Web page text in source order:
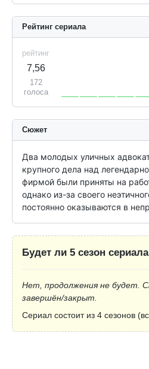
Рейтинг сериала
рейтинг
7,56
172
голоса
Сюжет
Два молодых уличных
крупного дела над
фирмой были приняты на
однако из-за своего
постоянно оказываются в
Будет ли 5 сезон сериала
Нет, продолжения не будет.
завершён/закрыт.
Сериал состоит из 4 сезонов